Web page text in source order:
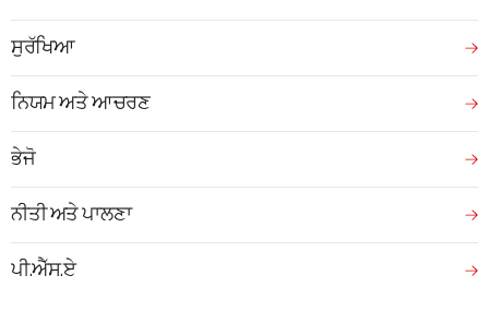
ਸੁਰੱਖਿਆ
ਨਿਯਮ ਅਤੇ ਆਚਰਣ
ਭੇਜੋ
ਨੀਤੀ ਅਤੇ ਪਾਲਣਾ
ਪੀ.ਐੱਸ.ਏ